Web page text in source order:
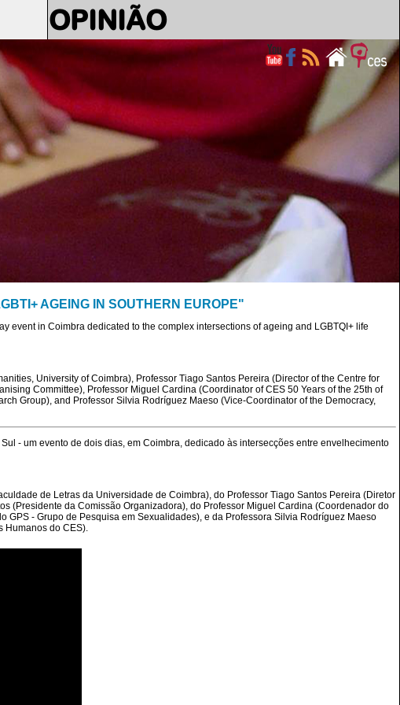
OPINIÃO
AGEING IN SOUTHERN EUROPE"
event in Coimbra dedicated to the complex intersections of ageing and LGBTQI+ life
University of Coimbra), Professor Tiago Santos Pereira (Director of the Centre for
Committee), Professor Miguel Cardina (Coordinator of CES 50 Years of the 25th of
Group), and Professor Silvia Rodríguez Maeso (Vice-Coordinator of the Democracy,
- um evento de dois dias, em Coimbra, dedicado às intersecções entre envelhecimento
de Letras da Universidade de Coimbra), do Professor Tiago Santos Pereira (Diretor
(Presidente da Comissão Organizadora), do Professor Miguel Cardina (Coordenador do
GPS - Grupo de Pesquisa em Sexualidades), e da Professora Silvia Rodríguez Maeso
Humanos do CES).